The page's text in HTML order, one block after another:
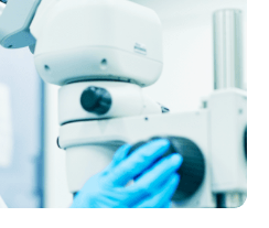
ゲージメント